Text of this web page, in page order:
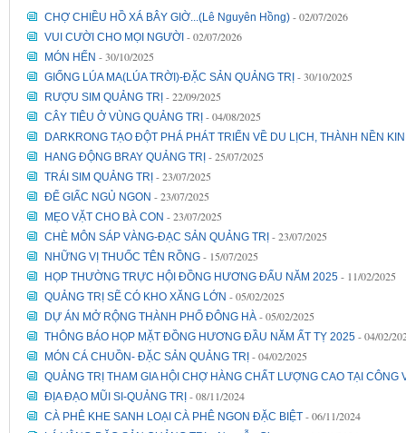
CHỢ CHIỀU HỒ XÁ BÂY GIỜ...(Lê Nguyên Hồng) - 02/07/2026
VUI CƯỜI CHO MỌI NGƯỜI - 02/07/2026
MÓN HẾN - 30/10/2025
GIỐNG LÚA MA(LÚA TRỜI)-ĐẶC SẢN QUẢNG TRỊ - 30/10/2025
RƯỢU SIM QUẢNG TRỊ - 22/09/2025
CÂY TIÊU Ở VÙNG QUẢNG TRỊ - 04/08/2025
DARKRONG TẠO ĐỘT PHÁ PHÁT TRIỂN VỀ DU LỊCH, THÀNH NỀN
HANG ĐỘNG BRAY QUẢNG TRỊ - 25/07/2025
TRÁI SIM QUẢNG TRỊ - 23/07/2025
ĐỂ GIẤC NGỦ NGON - 23/07/2025
MẸO VẶT CHO BÀ CON - 23/07/2025
CHÈ MÔN SÁP VÀNG-ĐẠC SẢN QUẢNG TRỊ - 23/07/2025
NHỮNG VỊ THUỐC TÊN RỒNG - 15/07/2025
HỌP THƯỜNG TRỰC HỘI ĐỒNG HƯƠNG ĐẤU NĂM 2025 - 11/02/2025
QUẢNG TRỊ SẼ CÓ KHO XĂNG LỚN - 05/02/2025
DỰ ÁN MỞ RỘNG THÀNH PHỐ ĐÔNG HÀ - 05/02/2025
THÔNG BÁO HỌP MẶT ĐỒNG HƯƠNG ĐẦU NĂM ẤT TỴ 2025 - 04/02/
MÓN CÁ CHUỒN- ĐẶC SẢN QUẢNG TRỊ - 04/02/2025
QUẢNG TRỊ THAM GIA HỘI CHỢ HÀNG CHẤT LƯỢNG CAO TẠI CÔNG
ĐỊA ĐẠO MŨI SI-QUẢNG TRỊ - 08/11/2024
CÀ PHÊ KHE SANH LOẠI CÀ PHÊ NGON ĐẶC BIỆT - 06/11/2024